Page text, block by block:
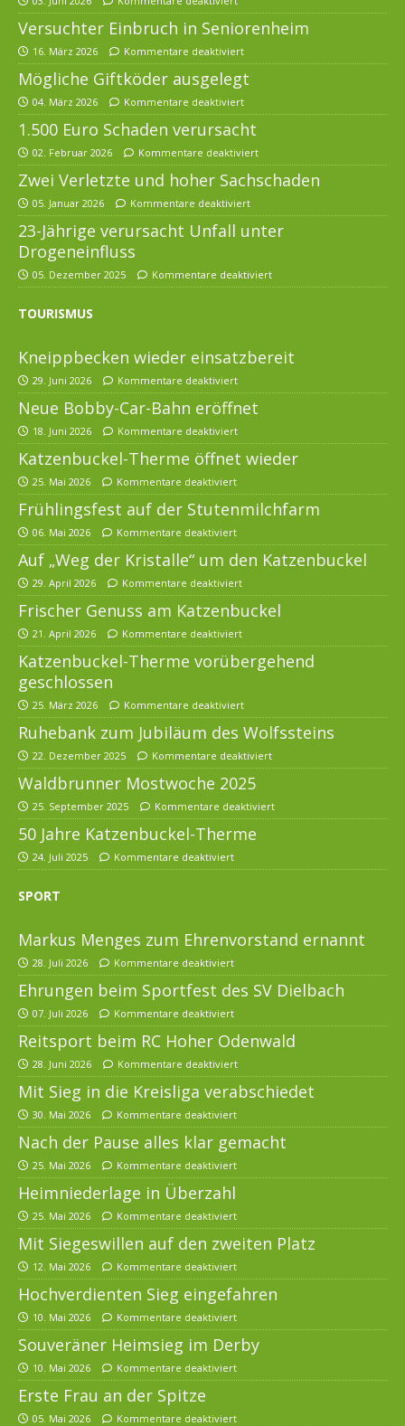
Versuchter Einbruch in Seniorenheim
16. März 2026 Kommentare deaktiviert
Mögliche Giftköder ausgelegt
04. März 2026 Kommentare deaktiviert
1.500 Euro Schaden verursacht
02. Februar 2026 Kommentare deaktiviert
Zwei Verletzte und hoher Sachschaden
05. Januar 2026 Kommentare deaktiviert
23-Jährige verursacht Unfall unter
Drogeneinfluss
05. Dezember 2025 Kommentare deaktiviert
TOURISMUS
Kneippbecken wieder einsatzbereit
29. Juni 2026 Kommentare deaktiviert
Neue Bobby-Car-Bahn eröffnet
18. Juni 2026 Kommentare deaktiviert
Katzenbuckel-Therme öffnet wieder
25. Mai 2026 Kommentare deaktiviert
Frühlingsfest auf der Stutenmilchfarm
06. Mai 2026 Kommentare deaktiviert
Auf „Weg der Kristalle“ um den Katzenbuckel
29. April 2026 Kommentare deaktiviert
Frischer Genuss am Katzenbuckel
21. April 2026 Kommentare deaktiviert
Katzenbuckel-Therme vorübergehend
geschlossen
25. März 2026 Kommentare deaktiviert
Ruhebank zum Jubiläum des Wolfssteins
22. Dezember 2025 Kommentare deaktiviert
Waldbrunner Mostwoche 2025
25. September 2025 Kommentare deaktiviert
50 Jahre Katzenbuckel-Therme
24. Juli 2025 Kommentare deaktiviert
SPORT
Markus Menges zum Ehrenvorstand ernannt
28. Juli 2026 Kommentare deaktiviert
Ehrungen beim Sportfest des SV Dielbach
07. Juli 2026 Kommentare deaktiviert
Reitsport beim RC Hoher Odenwald
28. Juni 2026 Kommentare deaktiviert
Mit Sieg in die Kreisliga verabschiedet
30. Mai 2026 Kommentare deaktiviert
Nach der Pause alles klar gemacht
25. Mai 2026 Kommentare deaktiviert
Heimniederlage in Überzahl
25. Mai 2026 Kommentare deaktiviert
Mit Siegeswillen auf den zweiten Platz
12. Mai 2026 Kommentare deaktiviert
Hochverdienten Sieg eingefahren
10. Mai 2026 Kommentare deaktiviert
Souveräner Heimsieg im Derby
10. Mai 2026 Kommentare deaktiviert
Erste Frau an der Spitze
05. Mai 2026 Kommentare deaktiviert